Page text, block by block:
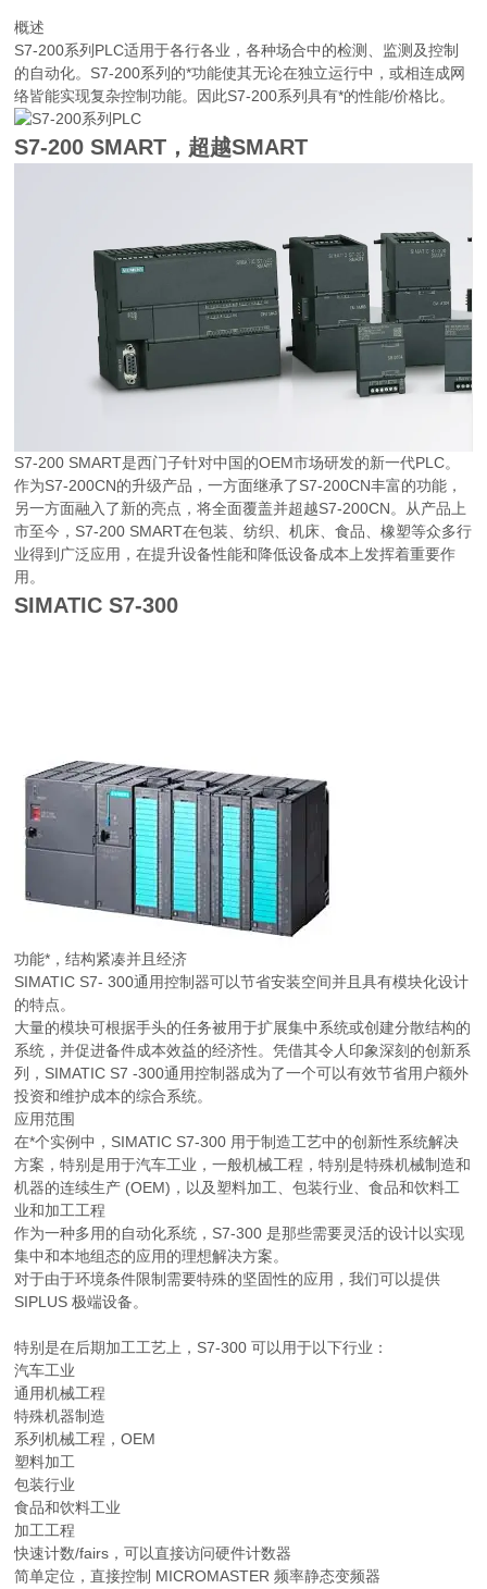
概述
S7-200系列PLC适用于各行各业，各种场合中的检测、监测及控制
的自动化。S7-200系列的*功能使其无论在独立运行中，或相连成网
络皆能实现复杂控制功能。因此S7-200系列具有*的性能/价格比。
S7-200 SMART，超越SMART
S7-200 SMART是西门子针对中国的OEM市场研发的新一代PLC。
作为S7-200CN的升级产品，一方面继承了S7-200CN丰富的功能，
另一方面融入了新的亮点，将全面覆盖并超越S7-200CN。从产品上
市至今，S7-200 SMART在包装、纺织、机床、食品、橡塑等众多行
业得到广泛应用，在提升设备性能和降低设备成本上发挥着重要作
用。
SIMATIC S7-300
功能*，结构紧凑并且经济
SIMATIC S7- 300通用控制器可以节省安装空间并且具有模块化设计
的特点。
大量的模块可根据手头的任务被用于扩展集中系统或创建分散结构的
系统，并促进备件成本效益的经济性。凭借其令人印象深刻的创新系
列，SIMATIC S7 -300通用控制器成为了一个可以有效节省用户额外
投资和维护成本的综合系统。
应用范围
在*个实例中，SIMATIC S7-300 用于制造工艺中的创新性系统解决
方案，特别是用于汽车工业，一般机械工程，特别是特殊机械制造和
机器的连续生产 (OEM)，以及塑料加工、包装行业、食品和饮料工
业和加工工程
作为一种多用的自动化系统，S7-300 是那些需要灵活的设计以实现
集中和本地组态的应用的理想解决方案。
对于由于环境条件限制需要特殊的坚固性的应用，我们可以提供
SIPLUS 极端设备。
特别是在后期加工工艺上，S7-300 可以用于以下行业：
汽车工业
通用机械工程
特殊机器制造
系列机械工程，OEM
塑料加工
包装行业
食品和饮料工业
加工工程
快速计数/fairs，可以直接访问硬件计数器
简单定位，直接控制 MICROMASTER 频率静态变频器